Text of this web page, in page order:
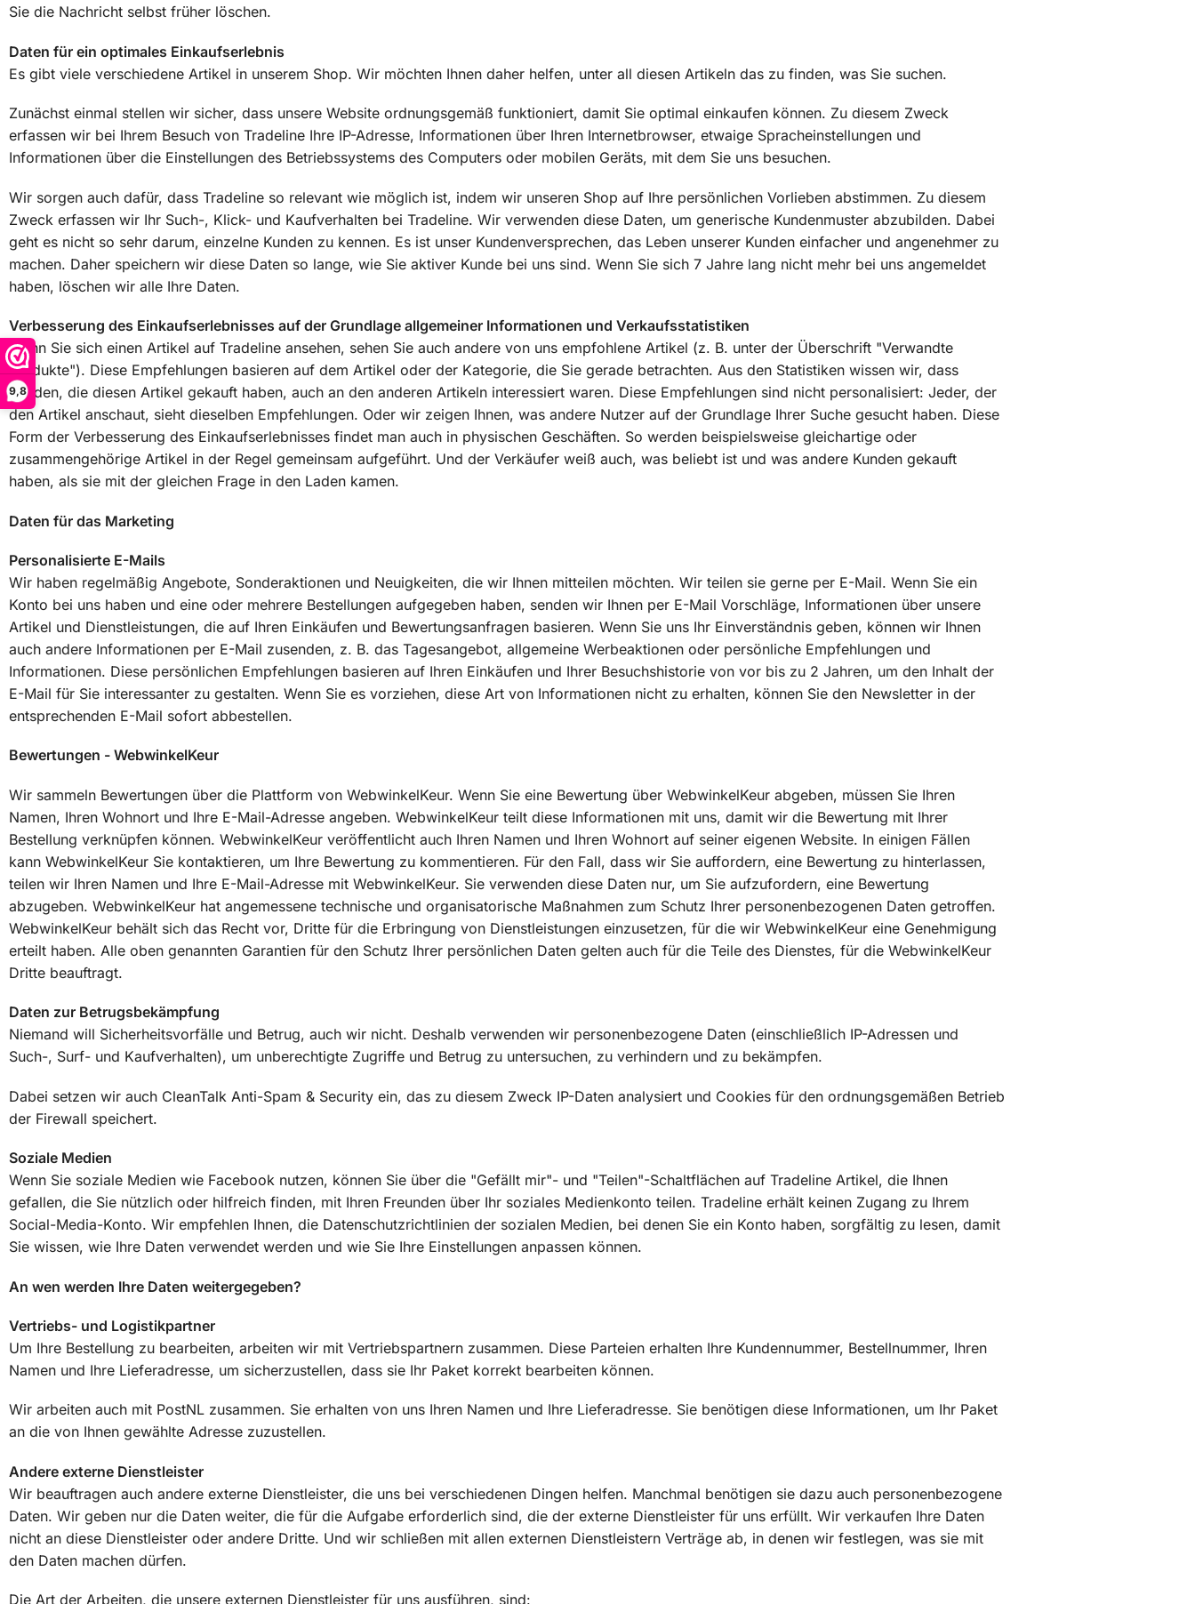
9,8
Sie die Nachricht selbst früher löschen.
Daten für ein optimales Einkaufserlebnis
Es gibt viele verschiedene Artikel in unserem Shop. Wir möchten Ihnen daher helfen, unter all diesen Artikeln das zu finden, was Sie suchen.
Zunächst einmal stellen wir sicher, dass unsere Website ordnungsgemäß funktioniert, damit Sie optimal einkaufen können. Zu diesem Zweck
erfassen wir bei Ihrem Besuch von Tradeline Ihre IP-Adresse, Informationen über Ihren Internetbrowser, etwaige Spracheinstellungen und
Informationen über die Einstellungen des Betriebssystems des Computers oder mobilen Geräts, mit dem Sie uns besuchen.
Wir sorgen auch dafür, dass Tradeline so relevant wie möglich ist, indem wir unseren Shop auf Ihre persönlichen Vorlieben abstimmen. Zu diesem
Zweck erfassen wir Ihr Such-, Klick- und Kaufverhalten bei Tradeline. Wir verwenden diese Daten, um generische Kundenmuster abzubilden. Dabei
geht es nicht so sehr darum, einzelne Kunden zu kennen. Es ist unser Kundenversprechen, das Leben unserer Kunden einfacher und angenehmer zu
machen. Daher speichern wir diese Daten so lange, wie Sie aktiver Kunde bei uns sind. Wenn Sie sich 7 Jahre lang nicht mehr bei uns angemeldet
haben, löschen wir alle Ihre Daten.
Verbesserung des Einkaufserlebnisses auf der Grundlage allgemeiner Informationen und Verkaufsstatistiken
Wenn Sie sich einen Artikel auf Tradeline ansehen, sehen Sie auch andere von uns empfohlene Artikel (z. B. unter der Überschrift "Verwandte
Produkte"). Diese Empfehlungen basieren auf dem Artikel oder der Kategorie, die Sie gerade betrachten. Aus den Statistiken wissen wir, dass
Kunden, die diesen Artikel gekauft haben, auch an den anderen Artikeln interessiert waren. Diese Empfehlungen sind nicht personalisiert: Jeder, der
den Artikel anschaut, sieht dieselben Empfehlungen. Oder wir zeigen Ihnen, was andere Nutzer auf der Grundlage Ihrer Suche gesucht haben. Diese
Form der Verbesserung des Einkaufserlebnisses findet man auch in physischen Geschäften. So werden beispielsweise gleichartige oder
zusammengehörige Artikel in der Regel gemeinsam aufgeführt. Und der Verkäufer weiß auch, was beliebt ist und was andere Kunden gekauft
haben, als sie mit der gleichen Frage in den Laden kamen.
Daten für das Marketing
Personalisierte E-Mails
Wir haben regelmäßig Angebote, Sonderaktionen und Neuigkeiten, die wir Ihnen mitteilen möchten. Wir teilen sie gerne per E-Mail. Wenn Sie ein
Konto bei uns haben und eine oder mehrere Bestellungen aufgegeben haben, senden wir Ihnen per E-Mail Vorschläge, Informationen über unsere
Artikel und Dienstleistungen, die auf Ihren Einkäufen und Bewertungsanfragen basieren. Wenn Sie uns Ihr Einverständnis geben, können wir Ihnen
auch andere Informationen per E-Mail zusenden, z. B. das Tagesangebot, allgemeine Werbeaktionen oder persönliche Empfehlungen und
Informationen. Diese persönlichen Empfehlungen basieren auf Ihren Einkäufen und Ihrer Besuchshistorie von vor bis zu 2 Jahren, um den Inhalt der
E-Mail für Sie interessanter zu gestalten. Wenn Sie es vorziehen, diese Art von Informationen nicht zu erhalten, können Sie den Newsletter in der
entsprechenden E-Mail sofort abbestellen.
Bewertungen - WebwinkelKeur
Wir sammeln Bewertungen über die Plattform von WebwinkelKeur. Wenn Sie eine Bewertung über WebwinkelKeur abgeben, müssen Sie Ihren
Namen, Ihren Wohnort und Ihre E-Mail-Adresse angeben. WebwinkelKeur teilt diese Informationen mit uns, damit wir die Bewertung mit Ihrer
Bestellung verknüpfen können. WebwinkelKeur veröffentlicht auch Ihren Namen und Ihren Wohnort auf seiner eigenen Website. In einigen Fällen
kann WebwinkelKeur Sie kontaktieren, um Ihre Bewertung zu kommentieren. Für den Fall, dass wir Sie auffordern, eine Bewertung zu hinterlassen,
teilen wir Ihren Namen und Ihre E-Mail-Adresse mit WebwinkelKeur. Sie verwenden diese Daten nur, um Sie aufzufordern, eine Bewertung
abzugeben. WebwinkelKeur hat angemessene technische und organisatorische Maßnahmen zum Schutz Ihrer personenbezogenen Daten getroffen.
WebwinkelKeur behält sich das Recht vor, Dritte für die Erbringung von Dienstleistungen einzusetzen, für die wir WebwinkelKeur eine Genehmigung
erteilt haben. Alle oben genannten Garantien für den Schutz Ihrer persönlichen Daten gelten auch für die Teile des Dienstes, für die WebwinkelKeur
Dritte beauftragt.
Daten zur Betrugsbekämpfung
Niemand will Sicherheitsvorfälle und Betrug, auch wir nicht. Deshalb verwenden wir personenbezogene Daten (einschließlich IP-Adressen und
Such-, Surf- und Kaufverhalten), um unberechtigte Zugriffe und Betrug zu untersuchen, zu verhindern und zu bekämpfen.
Dabei setzen wir auch CleanTalk Anti-Spam & Security ein, das zu diesem Zweck IP-Daten analysiert und Cookies für den ordnungsgemäßen Betrieb
der Firewall speichert.
Soziale Medien
Wenn Sie soziale Medien wie Facebook nutzen, können Sie über die "Gefällt mir"- und "Teilen"-Schaltflächen auf Tradeline Artikel, die Ihnen
gefallen, die Sie nützlich oder hilfreich finden, mit Ihren Freunden über Ihr soziales Medienkonto teilen. Tradeline erhält keinen Zugang zu Ihrem
Social-Media-Konto. Wir empfehlen Ihnen, die Datenschutzrichtlinien der sozialen Medien, bei denen Sie ein Konto haben, sorgfältig zu lesen, damit
Sie wissen, wie Ihre Daten verwendet werden und wie Sie Ihre Einstellungen anpassen können.
An wen werden Ihre Daten weitergegeben?
Vertriebs- und Logistikpartner
Um Ihre Bestellung zu bearbeiten, arbeiten wir mit Vertriebspartnern zusammen. Diese Parteien erhalten Ihre Kundennummer, Bestellnummer, Ihren
Namen und Ihre Lieferadresse, um sicherzustellen, dass sie Ihr Paket korrekt bearbeiten können.
Wir arbeiten auch mit PostNL zusammen. Sie erhalten von uns Ihren Namen und Ihre Lieferadresse. Sie benötigen diese Informationen, um Ihr Paket
an die von Ihnen gewählte Adresse zuzustellen.
Andere externe Dienstleister
Wir beauftragen auch andere externe Dienstleister, die uns bei verschiedenen Dingen helfen. Manchmal benötigen sie dazu auch personenbezogene
Daten. Wir geben nur die Daten weiter, die für die Aufgabe erforderlich sind, die der externe Dienstleister für uns erfüllt. Wir verkaufen Ihre Daten
nicht an diese Dienstleister oder andere Dritte. Und wir schließen mit allen externen Dienstleistern Verträge ab, in denen wir festlegen, was sie mit
den Daten machen dürfen.
Die Art der Arbeiten, die unsere externen Dienstleister für uns ausführen, sind: